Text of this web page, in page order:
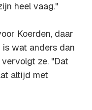
heel vaag."
Koerden, daar
is wat anders dan
ze. "Dat
altijd met